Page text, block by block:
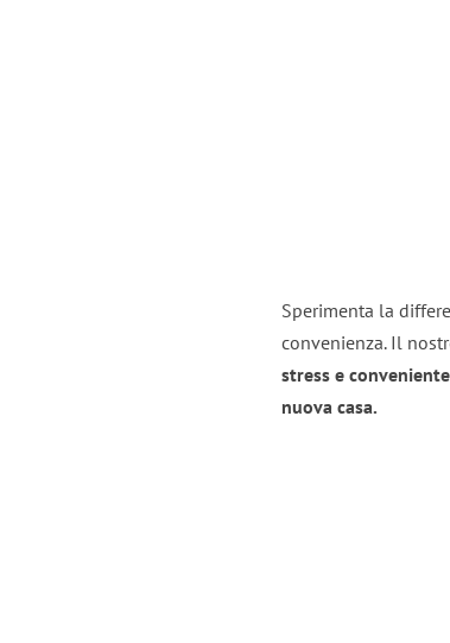
Sperimenta la
convenienza. Il
stress e
nuova casa.